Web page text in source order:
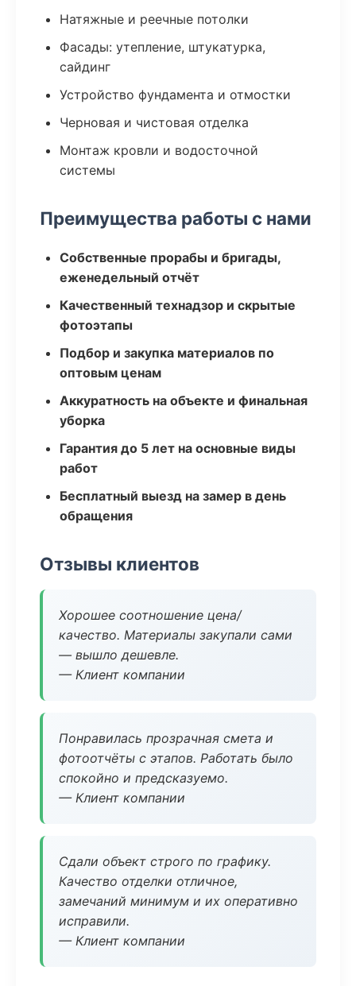
Натяжные и реечные потолки
Фасады: утепление, штукатурка,
сайдинг
Устройство фундамента и отмостки
Черновая и чистовая отделка
Монтаж кровли и водосточной
системы
Преимущества работы с нами
Собственные прорабы и бригады,
еженедельный отчёт
Качественный технадзор и скрытые
фотоэтапы
Подбор и закупка материалов по
оптовым ценам
Аккуратность на объекте и финальная
уборка
Гарантия до 5 лет на основные виды
работ
Бесплатный выезд на замер в день
обращения
Отзывы клиентов
Хорошее соотношение цена/
качество. Материалы закупали сами
— вышло дешевле.
— Клиент компании
Понравилась прозрачная смета и
фотоотчёты с этапов. Работать было
спокойно и предсказуемо.
— Клиент компании
Сдали объект строго по графику.
Качество отделки отличное,
замечаний минимум и их оперативно
исправили.
— Клиент компании